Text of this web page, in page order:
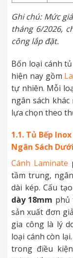
Ghi chú: Mức
tháng 6/2026,
công lắp đặt.
Bốn loại cánh
hiện nay gồm
tự nhiên. Mỗi
ngân sách
lựa chọn theo
1.1. Tủ Bếp
Ngân Sách
Cánh Laminate
tầm trung,
dài kép. Cấu
dày 18mm phủ
sản xuất đơn
gia công là lý
loại cánh còn
trong điều